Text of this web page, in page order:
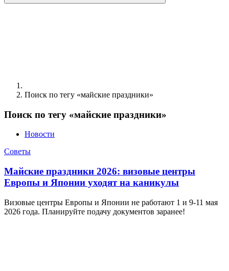
Поиск по тегу «майские праздники»
Поиск по тегу «майские праздники»
Новости
Советы
Майские праздники 2026: визовые центры
Европы и Японии уходят на каникулы
Визовые центры Европы и Японии не работают 1 и 9-11 мая
2026 года. Планируйте подачу документов заранее!